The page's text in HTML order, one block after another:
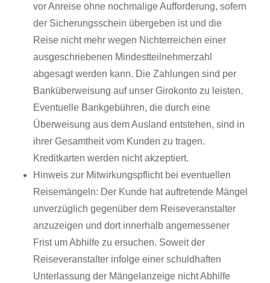
vor Anreise ohne nochmalige Aufforderung, sofern
der Sicherungsschein übergeben ist und die
Reise nicht mehr wegen Nichterreichen einer
ausgeschriebenen Mindestteilnehmerzahl
abgesagt werden kann. Die Zahlungen sind per
Banküberweisung auf unser Girokonto zu leisten.
Eventuelle Bankgebühren, die durch eine
Überweisung aus dem Ausland entstehen, sind in
ihrer Gesamtheit vom Kunden zu tragen.
Kreditkarten werden nicht akzeptiert.
Hinweis zur Mitwirkungspflicht bei eventuellen
Reisemängeln: Der Kunde hat auftretende Mängel
unverzüglich gegenüber dem Reiseveranstalter
anzuzeigen und dort innerhalb angemessener
Frist um Abhilfe zu ersuchen. Soweit der
Reiseveranstalter infolge einer schuldhaften
Unterlassung der Mängelanzeige nicht Abhilfe